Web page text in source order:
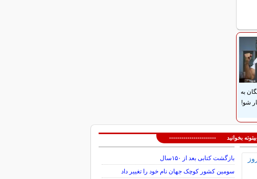
به
شو!
بخوانید -----------------------
بازگشت کتابی بعد از ۱۵۰سال
سومین کشور کوچک جهان نام خود را تغییر داد